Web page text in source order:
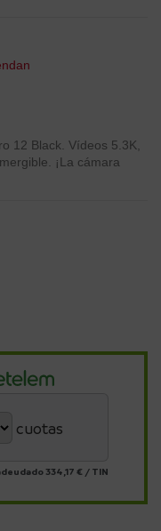
12 Black. Vídeos 5.3K,
¡La cámara
cuotas
334,17 € / TIN